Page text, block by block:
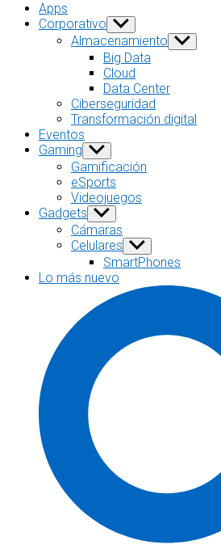
Apps
Corporativo Show
sub
menu
Almacenamiento Show
sub
Big Data
Cloud
Data Center
Ciberseguridad
Transformación digital
Eventos
Gaming Show
sub
menu
Gamificación
eSports
Videojuegos
Gadgets Show
sub
menu
Cámaras
Celulares Show
sub
menu
SmartPhones
Lo más nuevo